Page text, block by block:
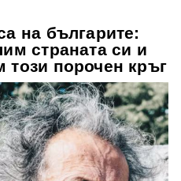
на българите:
страната си и
порочен кръг